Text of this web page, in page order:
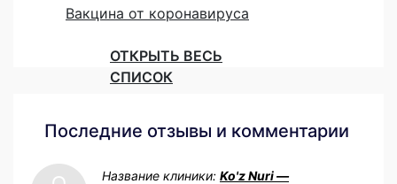
Вакцина от коронавируса
ОТКРЫТЬ ВЕСЬ
СПИСОК
Последние отзывы и комментарии
Название клиники: Ko'z Nuri —